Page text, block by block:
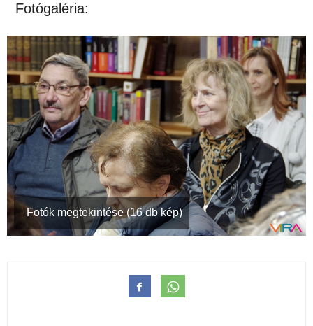
Fotógaléria:
Fotók megtekintése (16 db kép)